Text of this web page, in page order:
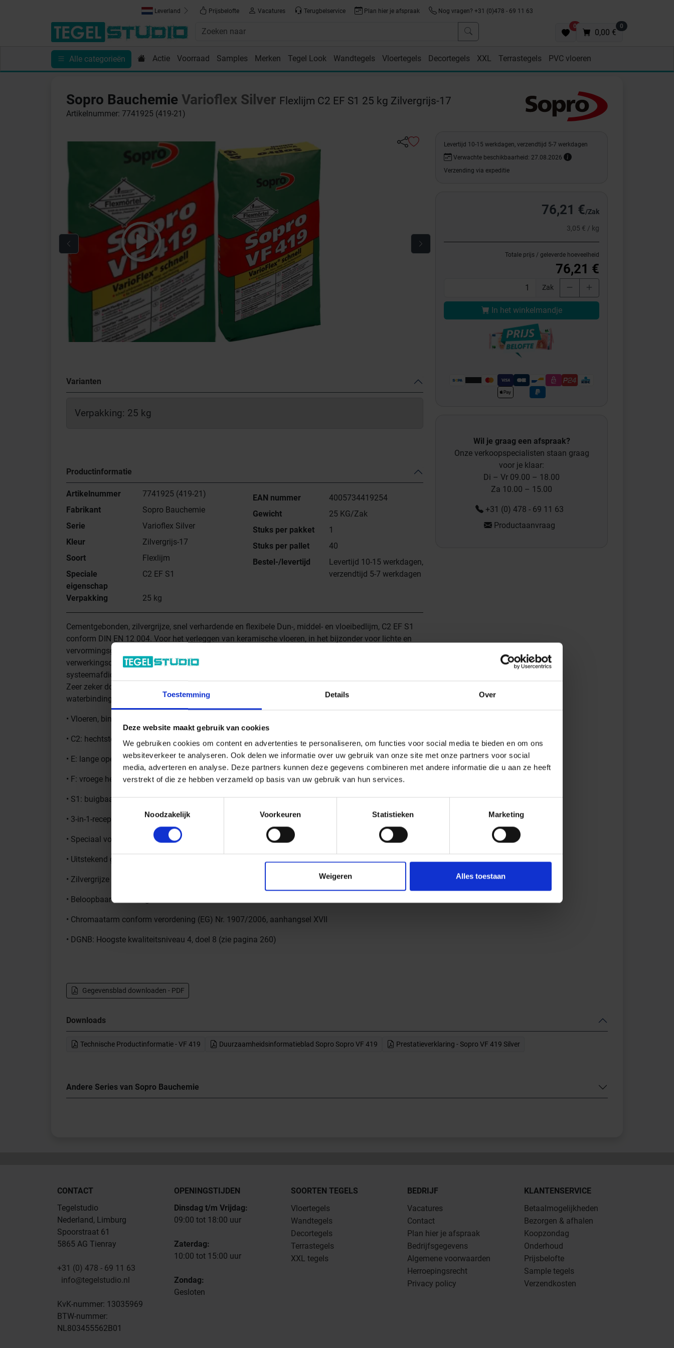
Toestemming Details Over
Deze website maakt gebruik van cookies
We gebruiken cookies om content en advertenties te personaliseren, om functies voor social media te bieden en om ons
websiteverkeer te analyseren. Ook delen we informatie over uw gebruik van onze site met onze partners voor social
media, adverteren en analyse. Deze partners kunnen deze gegevens combineren met andere informatie die u aan ze heeft
verstrekt of die ze hebben verzameld op basis van uw gebruik van hun services.
Toestemmingsselectie
Noodzakelijk
Voorkeuren Statistieken Marketing
Weigeren Alles toestaan
Leverland Prijsbelofte Vacatures Terugbelservice Plan hier je afspraak Nog vragen? +31 (0)478 - 69 11 63
0 0
0,00 €
Alle categorieën Actie Voorraad Samples Merken Tegel Look Wandtegels Vloertegels Decortegels XXL Terrastegels PVC vloeren
Sopro Bauchemie Varioflex Silver Flexlijm C2 EF S1 25 kg Zilvergrijs-17
Artikelnummer: 7741925 (419-21)
Varianten
Verpakking: 25 kg
Productinformatie
Artikelnummer
7741925 (419-21)
Fabrikant
Sopro Bauchemie
Serie
Varioflex Silver
Kleur
Zilvergrijs-17
Soort
Flexlijm
Speciale
eigenschap
C2 EF S1
Verpakking 25 kg
EAN nummer
4005734419254
Gewicht
25 KG/Zak
Stuks per pakket
1
Stuks per pallet
40
Bestel-/levertijd
Levertijd 10-15 werkdagen,
verzendtijd 5-7 werkdagen
Cementgebonden, zilvergrijze, snel verhardende en flexibele Dun-, middel- en vloeibedlijm, C2 EF S1
conform DIN EN 12 004. Voor het verleggen van keramische vloeren, in het bijzonder voor lichte en
vervormingsgevoelige tegels en natuursteen alsook groot formaten. Zeer smeuïge, romige
verwerkingsconsistentie voor een optimale verlegging op vloeren. Geschikt op vloerverwarming en
systeemafdichtingen. Ideaal voor een snelle bouw voortgang op bouwplaatsen met een tijdslimiet.
Zeer zeker door de volzatte bezetting van de rugzijde en contacthechting alsook de snelle kristallijne
waterbinding.
• Vloeren, binnen en buiten
• C2: hechtsterkte ? 1,0 N/mm²
• E: lange opentijd ? 30 minuten
• F: vroege hechtsterkte ? 0,5 N/mm² na 6 uur
• S1: buigbaar ? 2,5 mm
• 3-in-1-receptuur: dunbed-, middelbed-, vloeibedverlegging
• Speciaal voor groot formaat zwak zuigende tegels
• Uitstekend geschikt voor Sopro nivelleersystemen
• Zilvergrijze mortel ook voor lichte of transparante soorten natuursteen
• Beloopbaar en te voegen: na ca. 3 uur
• Chromaatarm conform verordening (EG) Nr. 1907/2006, aanhangsel XVII
• DGNB: Hoogste kwaliteitsniveau 4, doel 8 (zie pagina 260)
Gegevensblad downloaden - PDF
Levertijd 10-15 werkdagen, verzendtijd 5-7 werkdagen
Verwachte beschikbaarheid: 27.08.2026
Verzending via expeditie
76,21 €/Zak
3,05 € / kg
Totale prijs / geleverde hoeveelheid
76,21 €
Zak
In het winkelmandje
Wil je graag een afspraak?
Onze verkoopspecialisten staan graag
voor je klaar:
Di – Vr 09.00 – 18.00
Za 10.00 – 15.00
+31 (0) 478 - 69 11 63
Productaanvraag
Downloads
Technische Productinformatie - VF 419 Duurzaamheidsinformatieblad Sopro Sopro VF 419 Prestatieverklaring - Sopro VF 419 Silver
Andere Series van Sopro Bauchemie
CONTACT
Tegelstudio
Nederland, Limburg
Spoorstraat 61
5865 AG Tienray
+31 (0) 478 - 69 11 63
info@tegelstudio.nl
KvK-nummer: 13035969
BTW-nummer:
NL803455562B01
OPENINGSTIJDEN
Dinsdag t/m Vrijdag:
09:00 tot 18:00 uur
Zaterdag:
10:00 tot 15:00 uur
Zondag:
Gesloten
SOORTEN TEGELS
Vloertegels
Wandtegels
Decortegels
Terrastegels
XXL tegels
BEDRIJF
Vacatures
Contact
Plan hier je afspraak
Bedrijfsgegevens
Algemene voorwaarden
Herroepingsrecht
Privacy policy
KLANTENSERVICE
Betaalmogelijkheden
Bezorgen & afhalen
Koopzondag
Onderhoud
Prijsbelofte
Sample tegels
Verzendkosten